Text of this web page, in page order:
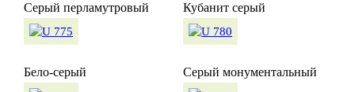
Серый перламутровый Кубанит серый
Бело-серый Серый монументальный